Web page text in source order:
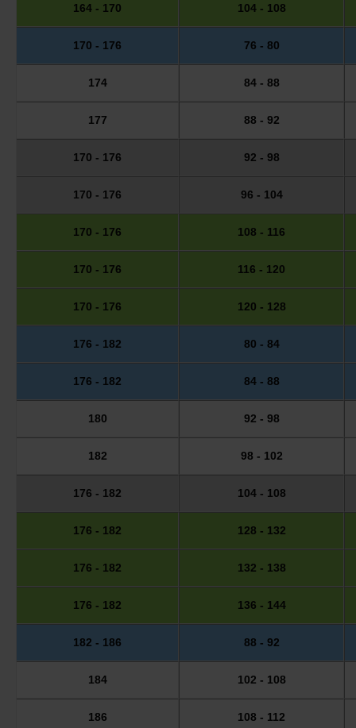
164 - 170 104 - 108
170 - 176 76 - 80
174 84 - 88
177 88 - 92
170 - 176 92 - 98
170 - 176 96 - 104
170 - 176 108 - 116
170 - 176 116 - 120
170 - 176 120 - 128
176 - 182 80 - 84
176 - 182 84 - 88
180 92 - 98
182 98 - 102
176 - 182 104 - 108
176 - 182 128 - 132
176 - 182 132 - 138
176 - 182 136 - 144
182 - 186 88 - 92
184 102 - 108
186 108 - 112